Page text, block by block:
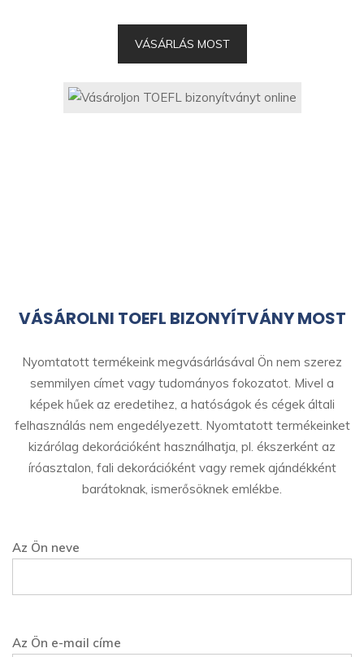
VÁSÁRLÁS MOST
VÁSÁROLNI TOEFL BIZONYÍTVÁNY MOST
Nyomtatott termékeink megvásárlásával Ön nem szerez
semmilyen címet vagy tudományos fokozatot. Mivel a
képek hűek az eredetihez, a hatóságok és cégek általi
felhasználás nem engedélyezett. Nyomtatott termékeinket
kizárólag dekorációként használhatja, pl. ékszerként az
íróasztalon, fali dekorációként vagy remek ajándékként
barátoknak, ismerősöknek emlékbe.
Az Ön neve
Az Ön e-mail címe